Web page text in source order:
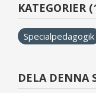
KATEGORIER
Specialpedagogik
DELA DENNA